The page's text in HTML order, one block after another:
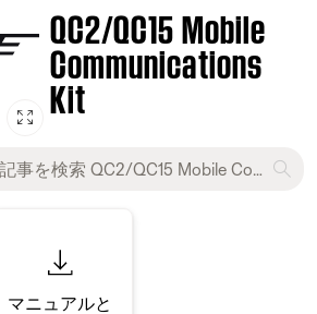
QC2/QC15 Mobile
Communications
Kit
マニュアルと